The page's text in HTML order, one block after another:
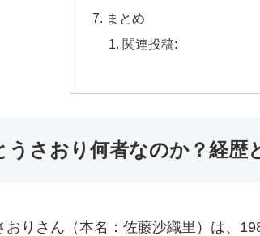
まとめ
関連投稿:
うさおり何者なのか？経歴
おりさん（本名：佐藤沙織里）は、